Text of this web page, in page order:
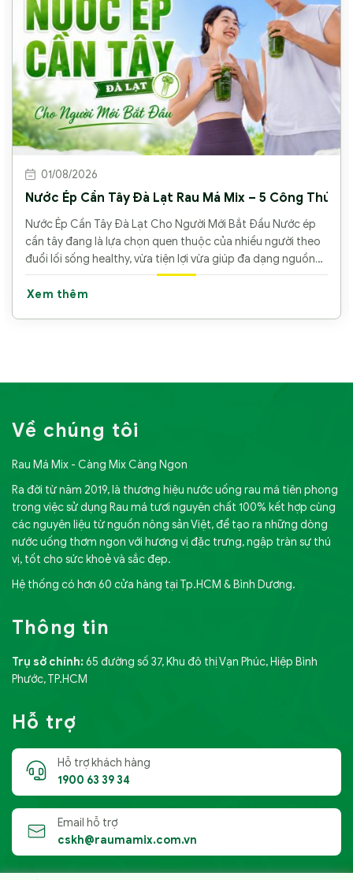
Nước Ép Cần Tây Đà Lạt Rau Má Mix – 5 Công Thức
01/08/2026
Nước Ép Cần Tây Đà Lạt Cho Người Mới Bắt Đầu Nước ép
cần tây đang là lựa chọn quen thuộc của nhiều người theo
đuổi lối sống healthy, vừa tiện lợi vừa giúp đa dạng nguồn
rau trong bữa
Xem thêm
Về chúng tôi
Rau Má Mix - Càng Mix Càng Ngon
Ra đời từ năm 2019, là thương hiệu nước uống rau má tiên phong
trong việc sử dụng Rau má tươi nguyên chất 100% kết hợp cùng
các nguyên liệu từ nguồn nông sản Việt, để tạo ra những dòng
nước uống thơm ngon với hương vị đặc trưng, ngập tràn sự thú
vị, tốt cho sức khoẻ và sắc đẹp.
Hệ thống có hơn 60 cửa hàng tại Tp.HCM & Bình Dương.
Thông tin
Trụ sở chính:65 đường số 37, Khu đô thị Vạn Phúc, Hiệp Bình
Phước, TP.HCM
Hỗ trợ
Hỗ trợ khách hàng
1900 63 39 34
Email hỗ trợ
cskh@raumamix.com.vn